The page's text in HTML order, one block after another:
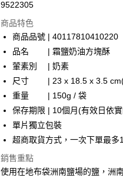
街口支付
ATM付款
運送方式
常溫宅配(本島)
每筆NT$150，滿NT$1,800(含以
常溫宅配(離島)，配送範圍只限
鄉/澎南區/西嶼鄉
9522305
商品特色
商品品號 | 40117810410220
品名 | 霜鹽奶油方塊酥
葷素別 | 奶素
尺寸 | 23 x 18.5 x 3.5
重量 | 150g / 袋
保存期限 | 10個月(有效日依
單片獨立包裝
超商取貨方式，一次下單最多
銷售重點
使用在地布袋洲南鹽場的鹽，洲